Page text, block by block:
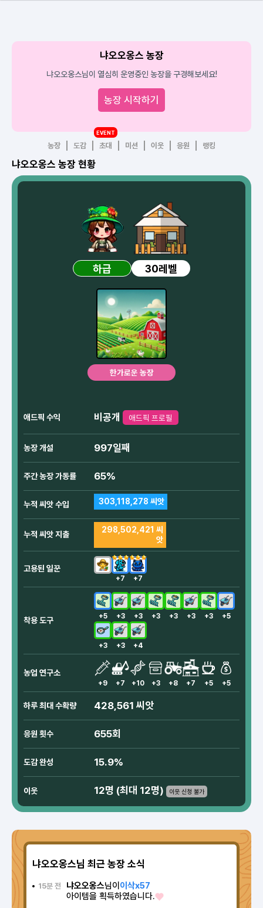
냐오오옹스 농장
냐오오옹스님이 열심히 운영중인 농장을 구경해보세요!
농장 시작하기
농장 도감 초대
EVENT
미션 이웃 응원 랭킹
냐오오옹스 농장 현황
하급 30레벨
한가로운 농장
애드픽 수익 비공개 애드픽 프로필
농장 개설 997일째
주간 농장 가동률 65%
누적 씨앗 수입 303,118,278 씨앗
누적 씨앗 지출
298,502,421 씨
앗
고용된 일꾼
+7 +7
착용 도구 +5 +3 +3 +3 +3 +3 +3 +5
+3 +3 +4
농업 연구소
+9 +7 +10 +3 +8 +7 +5 +5
하루 최대 수확량 428,561 씨앗
응원 횟수 655회
도감 완성 15.9%
이웃 12명 (최대 12명) 이웃 신청 불가
냐오오옹스님 최근 농장 소식
15분 전 냐오오옹스님이 이삭x57
아이템을 획득하였습니다.